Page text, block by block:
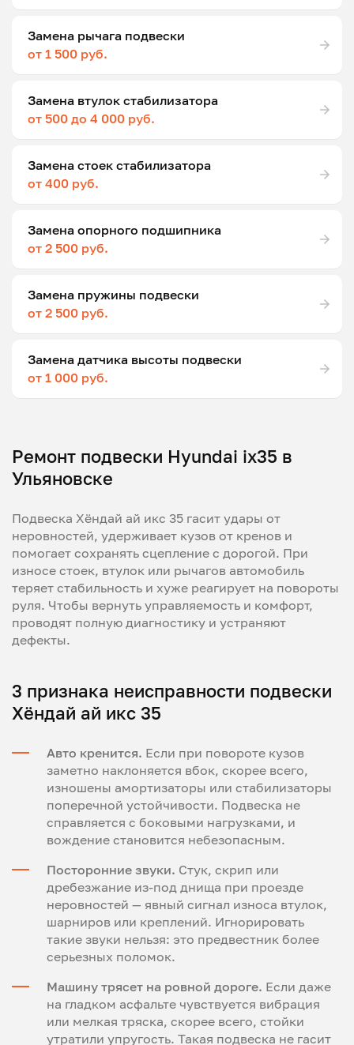
Замена рычага подвески
от 1 500 руб.
Замена втулок стабилизатора
от 500 до 4 000 руб.
Замена стоек стабилизатора
от 400 руб.
Замена опорного подшипника
от 2 500 руб.
Замена пружины подвески
от 2 500 руб.
Замена датчика высоты подвески
от 1 000 руб.
Ремонт подвески Hyundai ix35 в
Ульяновске
Подвеска Хёндай ай икс 35 гасит удары от
неровностей, удерживает кузов от кренов и
помогает сохранять сцепление с дорогой. При
износе стоек, втулок или рычагов автомобиль
теряет стабильность и хуже реагирует на повороты
руля. Чтобы вернуть управляемость и комфорт,
проводят полную диагностику и устраняют
дефекты.
3 признака неисправности подвески
Хёндай ай икс 35
Авто кренится. Если при повороте кузов
заметно наклоняется вбок, скорее всего,
изношены амортизаторы или стабилизаторы
поперечной устойчивости. Подвеска не
справляется с боковыми нагрузками, и
вождение становится небезопасным.
Посторонние звуки. Стук, скрип или
дребезжание из-под днища при проезде
неровностей — явный сигнал износа втулок,
шарниров или креплений. Игнорировать
такие звуки нельзя: это предвестник более
серьезных поломок.
Машину трясет на ровной дороге. Если даже
на гладком асфальте чувствуется вибрация
или мелкая тряска, скорее всего, стойки
утратили упругость. Такая подвеска не гасит